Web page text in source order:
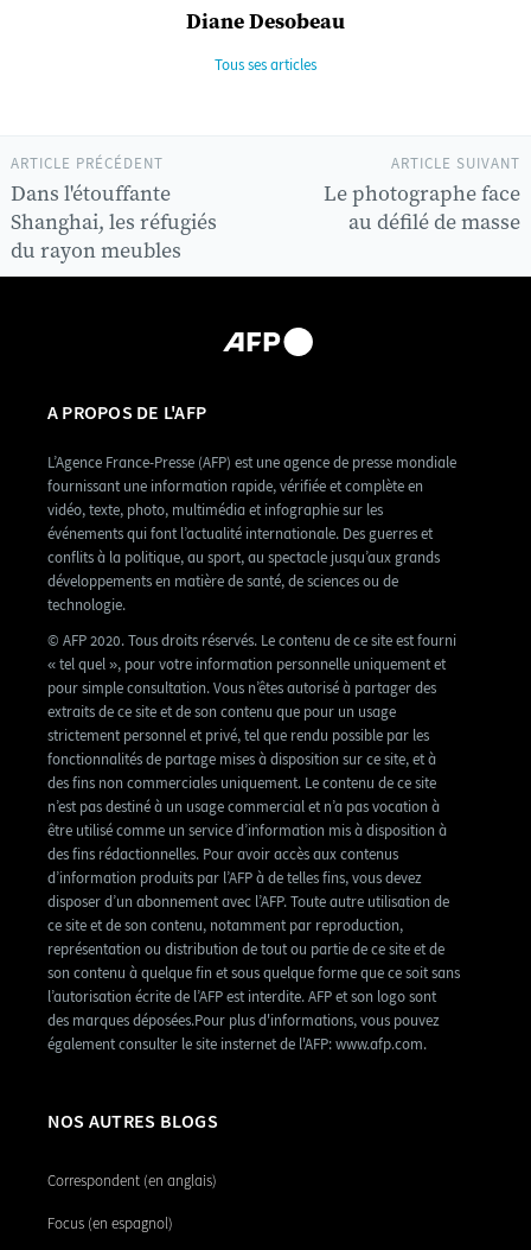
Diane Desobeau
Tous ses articles
ARTICLE SUIVANT
Le photographe face
au défilé de masse
ARTICLE PRÉCÉDENT
Dans l'étouffante
Shanghai, les réfugiés
du rayon meubles
A PROPOS DE L'AFP
L’Agence France-Presse (AFP) est une agence de presse mondiale
fournissant une information rapide, vérifiée et complète en
vidéo, texte, photo, multimédia et infographie sur les
événements qui font l’actualité internationale. Des guerres et
conflits à la politique, au sport, au spectacle jusqu’aux grands
développements en matière de santé, de sciences ou de
technologie.
© AFP 2020. Tous droits réservés. Le contenu de ce site est fourni
« tel quel », pour votre information personnelle uniquement et
pour simple consultation. Vous n’êtes autorisé à partager des
extraits de ce site et de son contenu que pour un usage
strictement personnel et privé, tel que rendu possible par les
fonctionnalités de partage mises à disposition sur ce site, et à
des fins non commerciales uniquement. Le contenu de ce site
n’est pas destiné à un usage commercial et n’a pas vocation à
être utilisé comme un service d’information mis à disposition à
des fins rédactionnelles. Pour avoir accès aux contenus
d’information produits par l’AFP à de telles fins, vous devez
disposer d’un abonnement avec l’AFP. Toute autre utilisation de
ce site et de son contenu, notamment par reproduction,
représentation ou distribution de tout ou partie de ce site et de
son contenu à quelque fin et sous quelque forme que ce soit sans
l’autorisation écrite de l’AFP est interdite. AFP et son logo sont
des marques déposées.Pour plus d'informations, vous pouvez
également consulter le site insternet de l'AFP: www.afp.com.
NOS AUTRES BLOGS
Correspondent (en anglais)
Focus (en espagnol)